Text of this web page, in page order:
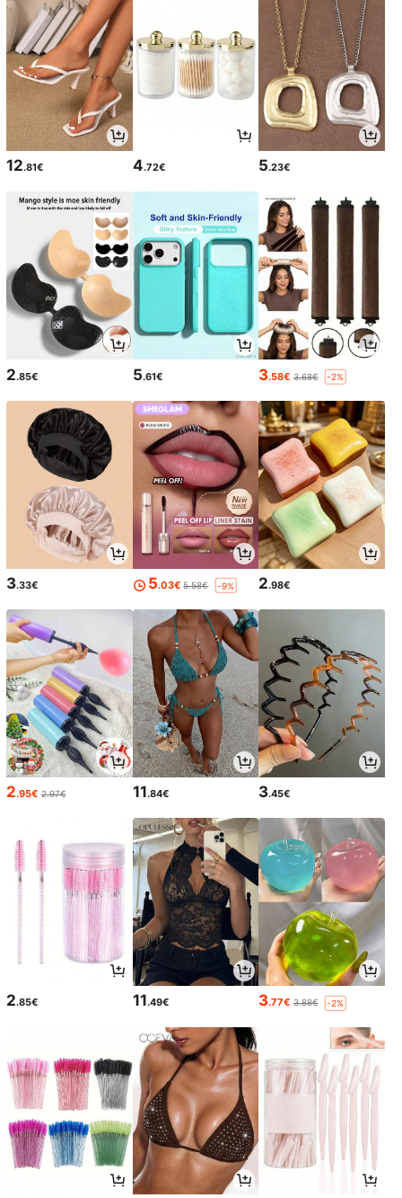
12.81€ 4.72€ 5.23€
2.85€ 5.61€ 3.58€ 3.68€ -2%
3.33€ 5.03€ 5.58€ -9% 2.98€
2.95€ 2.97€ 11.84€ 3.45€
2.85€ 11.49€ 3.77€ 3.88€ -2%